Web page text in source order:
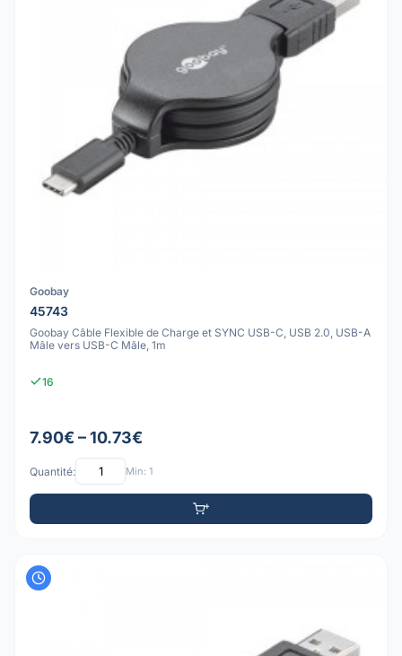
Goobay
45743
Goobay Câble Flexible de Charge et SYNC USB-C, USB 2.0, USB-A
Mâle vers USB-C Mâle, 1m
16
7.90€ – 10.73€
Quantité: Min: 1